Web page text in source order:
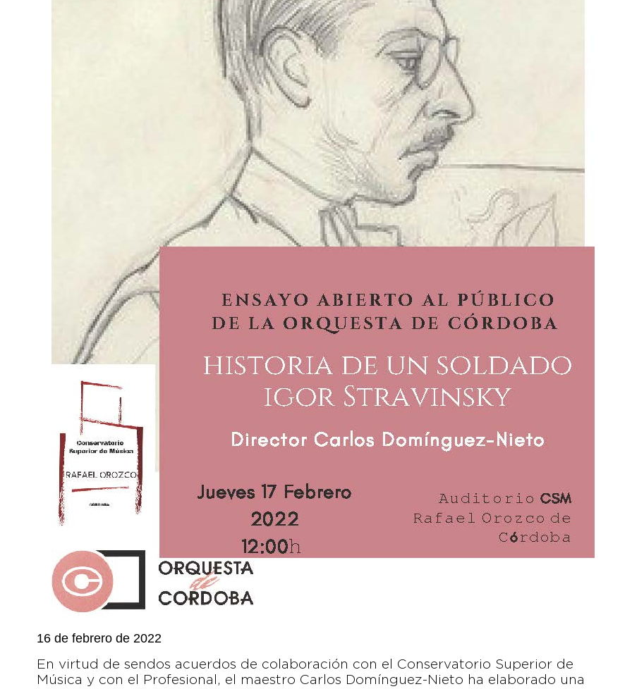
16 de febrero de 2022
En virtud de sendos acuerdos de colaboración con el Conservatorio Superior de
Música y con el Profesional, el maestro Carlos Domínguez-Nieto ha elaborado una